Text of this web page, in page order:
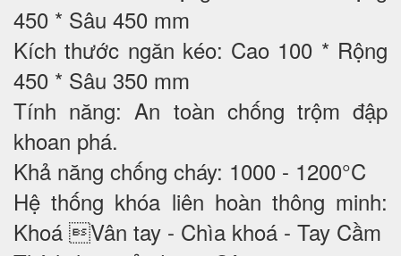
450 * Sâu 450 mm
Kích thước ngăn kéo: Cao 100 * Rộng
450 * Sâu 350 mm
Tính năng: An toàn chống trộm đập
khoan phá.
Khả năng chống cháy: 1000 - 1200°C
Hệ thống khóa liên hoàn thông minh:
Khoá Vân tay - Chìa khoá - Tay Cầm